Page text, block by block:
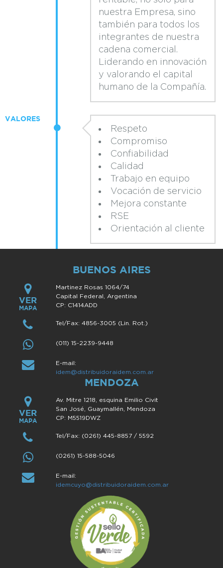
nuestra Empresa, sino
también para todos los
integrantes de nuestra
cadena comercial.
Liderando en innovación
y valorando el capital
humano de la Compañía.
VALORES
Respeto
Compromiso
Confiabilidad
Calidad
Trabajo en equipo
Vocación de servicio
Mejora constante
RSE
Orientación al cliente
BUENOS AIRES
VER
MAPA
Martinez Rosas 1064/74
Capital Federal, Argentina
CP: C1414ADD
Tel/Fax: 4856-3005 (Lin. Rot.)
(011) 15-2239-9448
E-mail:
idem@distribuidoraidem.com.ar
MENDOZA
VER
MAPA
Av. Mitre 1218, esquina Emilio Civit
San José, Guaymallén, Mendoza
CP: M5519DWZ
Tel/Fax: (0261) 445-8857 / 5592
(0261) 15-588-5046
E-mail:
idemcuyo@distribuidoraidem.com.ar